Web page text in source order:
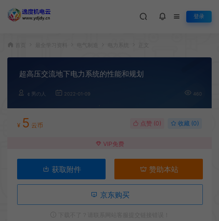
登录
超高压交流地下电力系统的性能和规划
￠男の人 2022-01-09 460
¥ 5 云币 点赞 (0) 收藏 (0)
VIP免费
获取附件 赞助本站
京东购买